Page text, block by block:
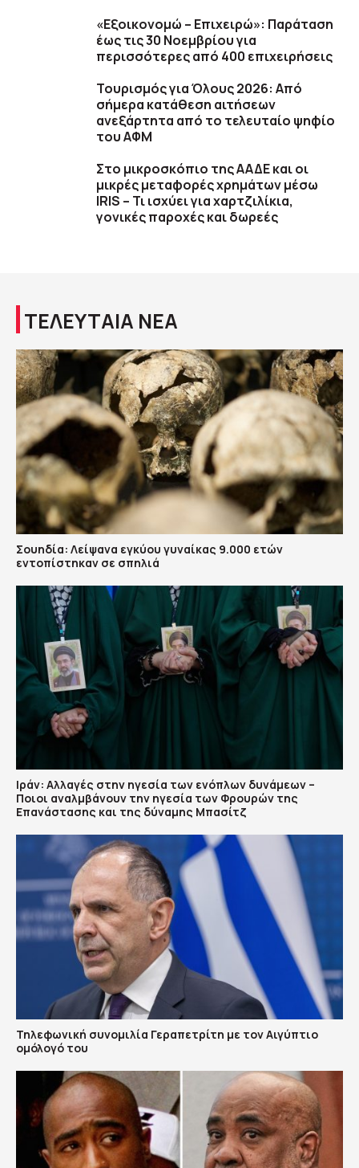
«Εξοικονομώ – Επιχειρώ»: Παράταση
έως τις 30 Νοεμβρίου για
περισσότερες από 400 επιχειρήσεις
Τουρισμός για Όλους 2026: Από
σήμερα κατάθεση αιτήσεων
ανεξάρτητα από το τελευταίο ψηφίο
του ΑΦΜ
Στο μικροσκόπιο της ΑΑΔΕ και οι
μικρές μεταφορές χρημάτων μέσω
IRIS – Τι ισχύει για χαρτζιλίκια,
γονικές παροχές και δωρεές
ΤΕΛΕΥΤΑΙΑ ΝΕΑ
Σουηδία: Λείψανα εγκύου γυναίκας 9.000 ετών
εντοπίστηκαν σε σπηλιά
Ιράν: Αλλαγές στην ηγεσία των ενόπλων δυνάμεων –
Ποιοι αναλμβάνουν την ηγεσία των Φρουρών της
Επανάστασης και της δύναμης Μπασίτζ
Τηλεφωνική συνομιλία Γεραπετρίτη με τον Αιγύπτιο
ομόλογό του